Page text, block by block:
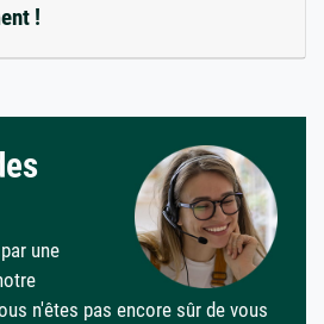
!
une
n'êtes pas encore sûr de vous